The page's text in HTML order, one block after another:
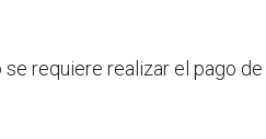
requiere realizar el pago de